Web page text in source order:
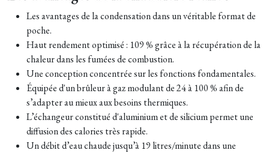
Les avantages de la condensation dans un véritable format de
poche.
Haut rendement optimisé : 109 % grâce à la récupération de la
chaleur dans les fumées de combustion.
Une conception concentrée sur les fonctions fondamentales.
Équipée d'un brûleur à gaz modulant de 24 à 100 % afin de
s’adapter au mieux aux besoins thermiques.
L’échangeur constitué d'aluminium et de silicium permet une
diffusion des calories très rapide.
Un débit d’eau chaude jusqu’à 19 litres/minute dans une